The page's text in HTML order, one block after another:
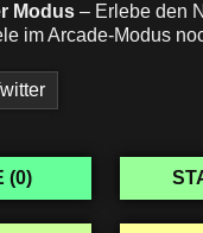
Modus – Erlebe den
im Arcade-Modus
(0)